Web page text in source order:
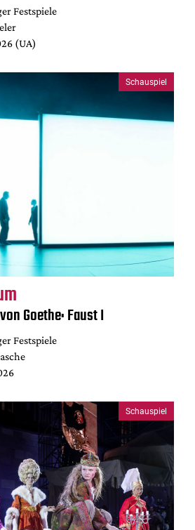
Festspiele
(UA)
Schauspiel
Goethe: Faust I
Festspiele
Schauspiel